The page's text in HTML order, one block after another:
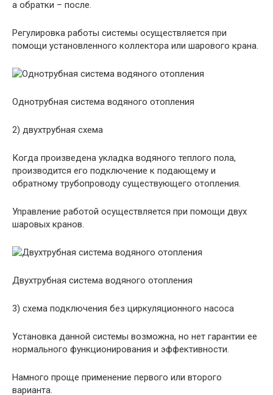
а обратки – после.
Регулировка работы системы осуществляется при
помощи установленного коллектора или шарового крана.
Однотрубная система водяного отопления
2) двухтрубная схема
Когда произведена укладка водяного теплого пола,
производится его подключение к подающему и
обратному трубопроводу существующего отопления.
Управление работой осуществляется при помощи двух
шаровых кранов.
Двухтрубная система водяного отопления
3) схема подключения без циркуляционного насоса
Установка данной системы возможна, но нет гарантии ее
нормального функционирования и эффективности.
Намного проще применение первого или второго
варианта.